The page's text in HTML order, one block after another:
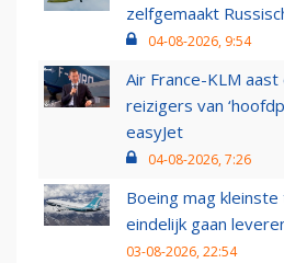
zelfgemaakt
04-08-2026, 9:54
Air France-KLM
reizigers van
easyJet
04-08-2026, 7:26
Boeing mag
eindelijk gaan
03-08-2026, 22:54